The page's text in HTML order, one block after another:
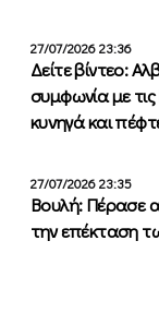
27/07/2026 23:36
Δείτε βίντεο:
συμφωνία με
κυνηγά και
27/07/2026 23:35
Βουλή: Πέρασε
την επέκταση